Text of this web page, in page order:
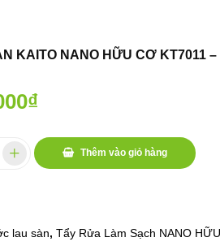
KAITO NANO HỮU CƠ KT7011 –
₫
Thêm vào giỏ hàng
lau sàn, Tẩy Rửa Làm Sạch NANO HỮU